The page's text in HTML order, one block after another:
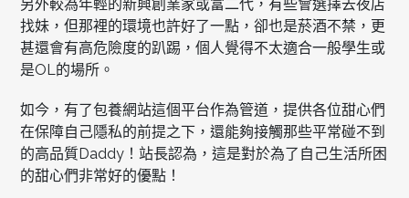
另外較為年輕的新興創業家或富二代，有些會選擇去夜店
找妹，但那裡的環境也許好了一點，卻也是菸酒不禁，更
甚還會有高危險度的趴踢，個人覺得不太適合一般學生或
是OL的場所。
如今，有了包養網站這個平台作為管道，提供各位甜心們
在保障自己隱私的前提之下，還能夠接觸那些平常碰不到
的高品質Daddy！站長認為，這是對於為了自己生活所困
的甜心們非常好的優點！